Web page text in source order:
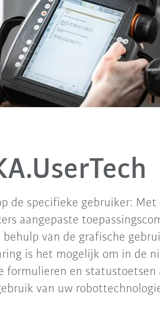
de specifieke gebruiker: Met
aangepaste
van de grafische
is het mogelijk om in de
formulieren en statustoetsen
van uw